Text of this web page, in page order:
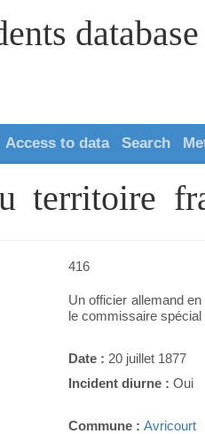
database
Access to data Search
territoire
416
Un officier allemand
le commissaire
Date : 20 juillet 1877
Incident diurne :Oui
Commune :Avricourt